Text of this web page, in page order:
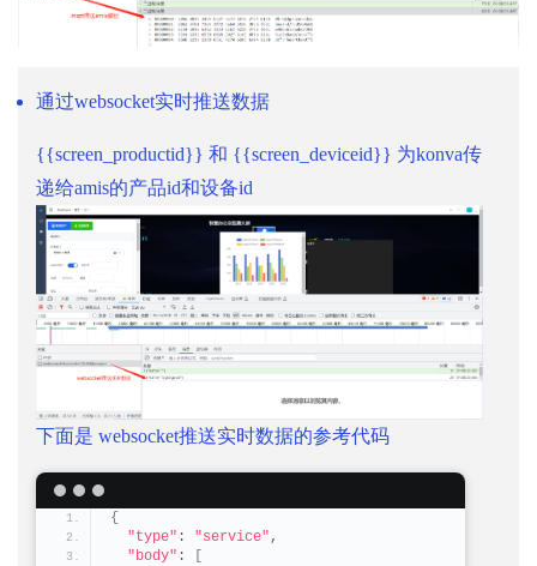
通过websocket实时推送数据
{{screen_productid}} 和 {{screen_deviceid}} 为konva传
递给amis的产品id和设备id
下面是 websocket推送实时数据的参考代码
{
"type" : "service" ,
"body" :